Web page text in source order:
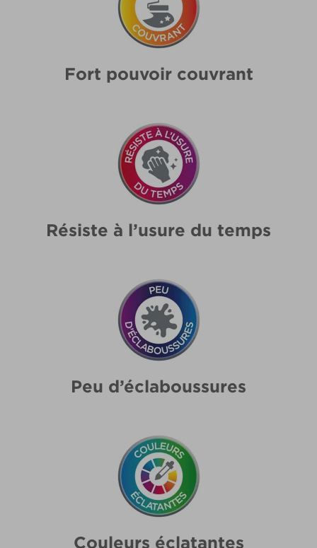
Fort pouvoir couvrant
Résiste à l’usure du temps
Peu d’éclaboussures
Couleurs éclatantes